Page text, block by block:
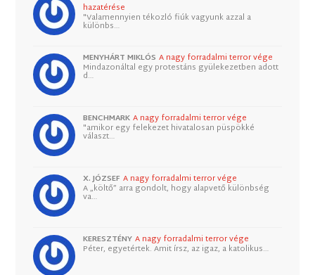
hazatérése
"Valamennyien tékozló fiúk vagyunk azzal a
különbs…
MENYHÁRT MIKLÓS A nagy forradalmi terror vége
Mindazonáltal egy protestáns gyülekezetben adott
d…
BENCHMARK A nagy forradalmi terror vége
"amikor egy felekezet hivatalosan püspökké
választ…
X. JÓZSEF A nagy forradalmi terror vége
A „költő” arra gondolt, hogy alapvető különbség
va…
KERESZTÉNY A nagy forradalmi terror vége
Péter, egyetértek. Amit írsz, az igaz, a katolikus…